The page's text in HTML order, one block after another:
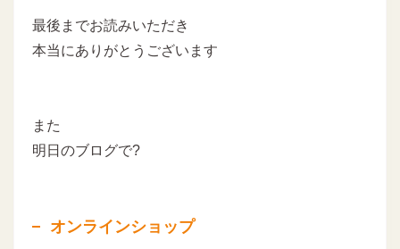
最後までお読みいただき
本当にありがとうございます
また
明日のブログで?
オンラインショップ